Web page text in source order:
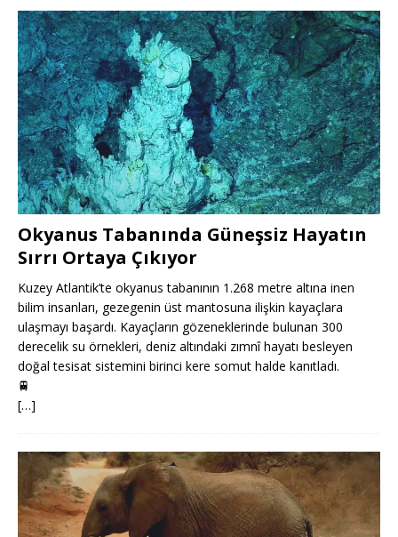
Okyanus Tabanında Güneşsiz Hayatın
Sırrı Ortaya Çıkıyor
Kuzey Atlantik’te okyanus tabanının 1.268 metre altına inen
bilim insanları, gezegenin üst mantosuna ilişkin kayaçlara
ulaşmayı başardı. Kayaçların gözeneklerinde bulunan 300
derecelik su örnekleri, deniz altındaki zımnî hayatı besleyen
doğal tesisat sistemini birinci kere somut halde kanıtladı.
🚆
[…]